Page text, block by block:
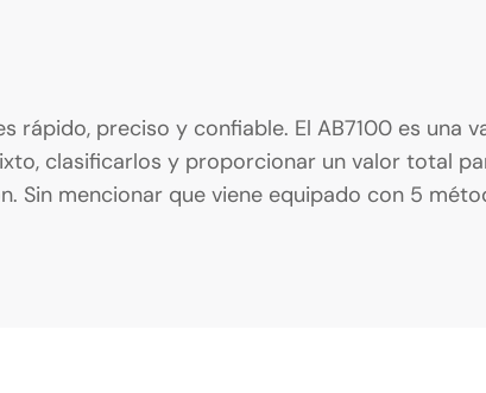
preciso y confiable. El AB7100 es una
clasificarlos y proporcionar un valor total
mencionar que viene equipado con 5